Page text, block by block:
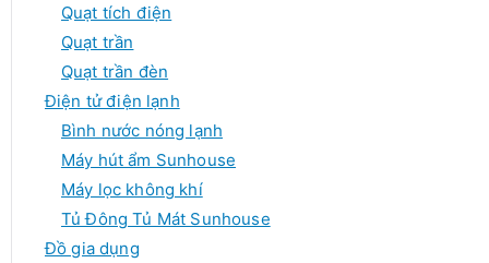
Quạt tích điện
Quạt trần
Quạt trần đèn
Điện tử điện lạnh
Bình nước nóng lạnh
Máy hút ẩm Sunhouse
Máy lọc không khí
Tủ Đông Tủ Mát Sunhouse
Đồ gia dụng